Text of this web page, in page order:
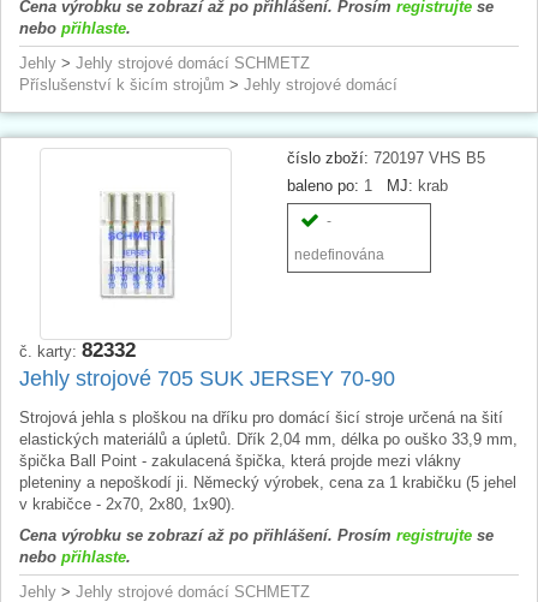
Cena výrobku se zobrazí až po přihlášení. Prosím registrujte se
nebo přihlaste.
Jehly > Jehly strojové domácí SCHMETZ
Příslušenství k šicím strojům > Jehly strojové domácí
číslo zboží: 720197 VHS B5
baleno po: 1 MJ: krab
-
nedefinována
č. karty: 82332
Jehly strojové 705 SUK JERSEY 70-90
Strojová jehla s ploškou na dříku pro domácí šicí stroje určená na šití
elastických materiálů a úpletů. Dřík 2,04 mm, délka po ouško 33,9 mm,
špička Ball Point - zakulacená špička, která projde mezi vlákny
pleteniny a nepoškodí ji. Německý výrobek, cena za 1 krabičku (5 jehel
v krabičce - 2x70, 2x80, 1x90).
Cena výrobku se zobrazí až po přihlášení. Prosím registrujte se
nebo přihlaste.
Jehly > Jehly strojové domácí SCHMETZ